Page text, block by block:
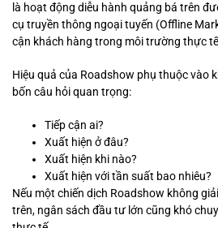
là hoạt động diễu hành quảng bá trên
cụ truyền thông ngoại tuyến (Offline
cận khách hàng trong môi trường thực
Hiệu quả của Roadshow phụ thuộc vào
bốn câu hỏi quan trọng:
Tiếp cận ai?
Xuất hiện ở đâu?
Xuất hiện khi nào?
Xuất hiện với tần suất bao nhiêu?
Nếu một chiến dịch Roadshow không
trên, ngân sách đầu tư lớn cũng khó